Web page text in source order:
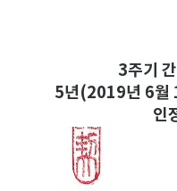
3주기
5년(2019년 6월
인